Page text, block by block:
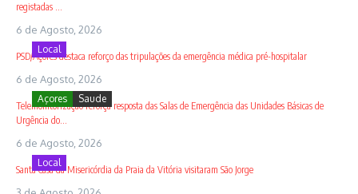
registadas ...
6 de Agosto, 2026
Local
PSD/Açores destaca reforço das tripulações da emergência médica pré-hospitalar
6 de Agosto, 2026
Açores Saude
Telemonitorização reforça resposta das Salas de Emergência das Unidades Básicas de
Urgência do...
6 de Agosto, 2026
Local
Santa Casa da Misericórdia da Praia da Vitória visitaram São Jorge